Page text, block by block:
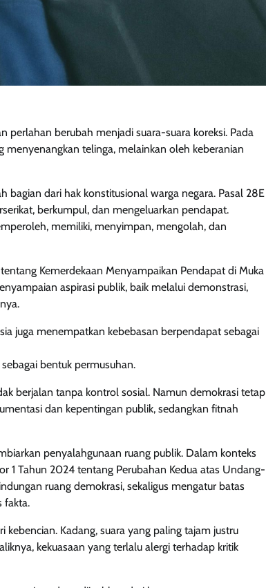
perlahan berubah menjadi suara-suara koreksi. Pada
telinga, melainkan oleh keberanian
bagian dari hak konstitusional warga negara. Pasal 28E
berkumpul, dan mengeluarkan pendapat.
memiliki, menyimpan, mengolah, dan
Kemerdekaan Menyampaikan Pendapat di Muka
aspirasi publik, baik melalui demonstrasi,
juga menempatkan kebebasan berpendapat sebagai
bentuk permusuhan.
berjalan tanpa kontrol sosial. Namun demokrasi tetap
dan kepentingan publik, sedangkan fitnah
penyalahgunaan ruang publik. Dalam konteks
1 Tahun 2024 tentang Perubahan Kedua atas Undang-
ruang demokrasi, sekaligus mengatur batas
fakta.
Kadang, suara yang paling tajam justru
kekuasaan yang terlalu alergi terhadap kritik